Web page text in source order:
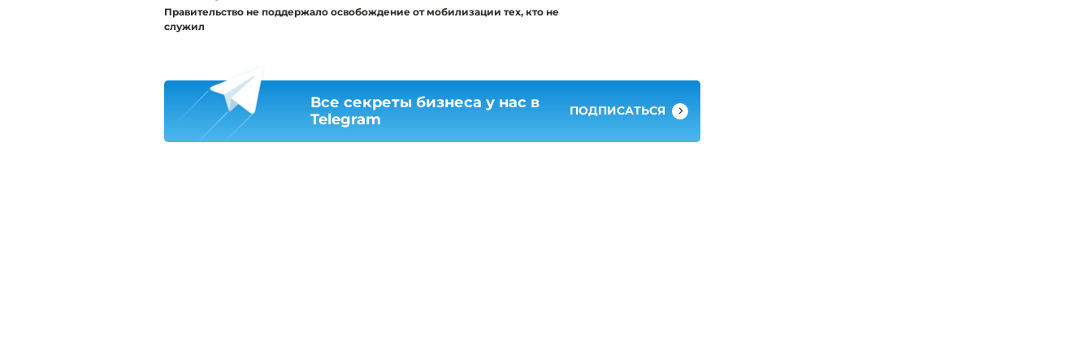
Правительство не поддержало освобождение от мобилизации тех, кто не
служил
Все секреты бизнеса у нас в
Telegram
ПОДПИСАТЬСЯ